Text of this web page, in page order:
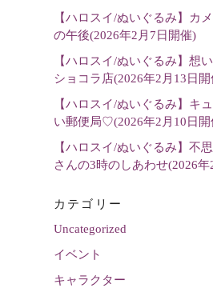
【ハロスイ/ぬいぐるみ】カ
の午後(2026年2月7日開催)
【ハロスイ/ぬいぐるみ】想
ショコラ店(2026年2月13日開
【ハロスイ/ぬいぐるみ】キ
い郵便局♡(2026年2月10日開
【ハロスイ/ぬいぐるみ】不
さんの3時のしあわせ(2026
カテゴリー
Uncategorized
イベント
キャラクター